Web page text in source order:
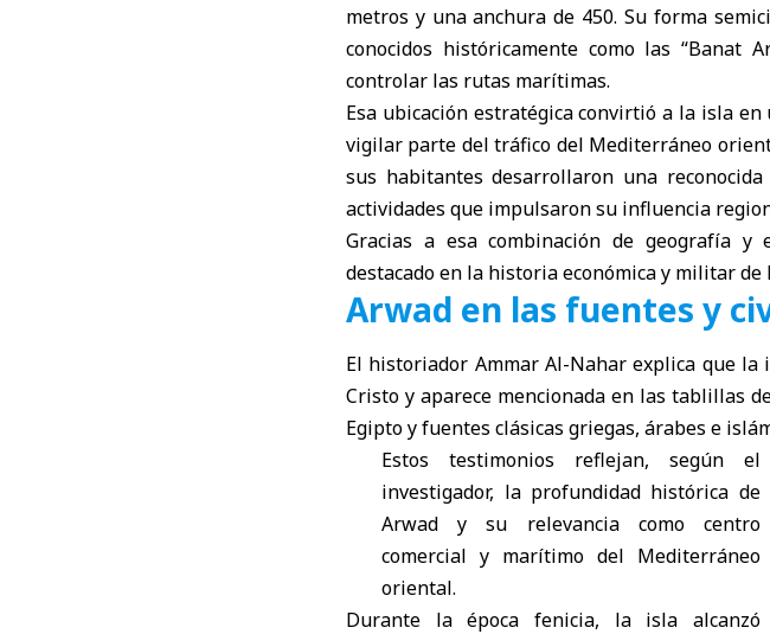
metros y una anchura de 450. Su forma
conocidos históricamente como las “Banat
controlar las rutas marítimas.
Esa ubicación estratégica convirtió a la isla
vigilar parte del tráfico del Mediterráneo
sus habitantes desarrollaron una
actividades que impulsaron su influencia
Gracias a esa combinación de geografía y
destacado en la historia económica y militar de
Arwad en las fuentes y
El historiador Ammar Al-Nahar explica que
Cristo y aparece mencionada en las tablillas
Egipto y fuentes clásicas griegas, árabes e
Estos testimonios reflejan, según el
investigador, la profundidad histórica de
Arwad y su relevancia como centro
comercial y marítimo del Mediterráneo
oriental.
Durante la época fenicia, la isla